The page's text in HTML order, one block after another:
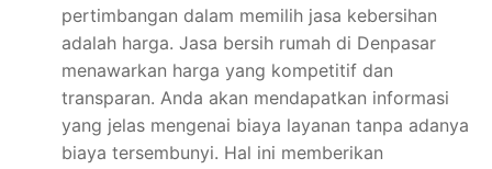
pertimbangan dalam memilih jasa kebersihan
adalah harga. Jasa bersih rumah di Denpasar
menawarkan harga yang kompetitif dan
transparan. Anda akan mendapatkan informasi
yang jelas mengenai biaya layanan tanpa adanya
biaya tersembunyi. Hal ini memberikan